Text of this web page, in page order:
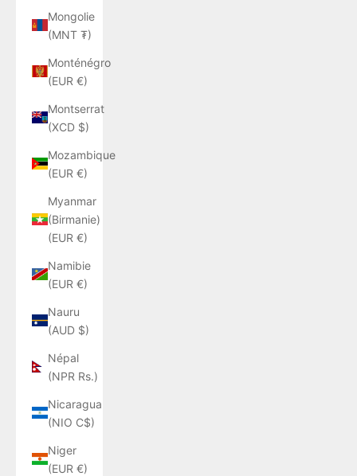
Mongolie
(MNT ₮)
Monténégro
(EUR €)
Montserrat
(XCD $)
Mozambique
(EUR €)
Myanmar
(Birmanie)
(EUR €)
Namibie
(EUR €)
Nauru
(AUD $)
Népal
(NPR Rs.)
Nicaragua
(NIO C$)
Niger
(EUR €)